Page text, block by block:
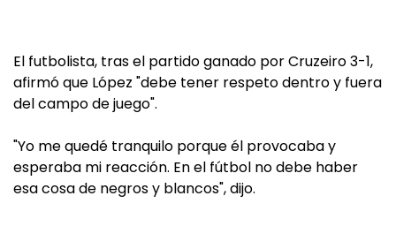
El futbolista, tras el partido ganado por Cruzeiro 3-1,
afirmó que López "debe tener respeto dentro y fuera
del campo de juego".
"Yo me quedé tranquilo porque él provocaba y
esperaba mi reacción. En el fútbol no debe haber
esa cosa de negros y blancos", dijo.